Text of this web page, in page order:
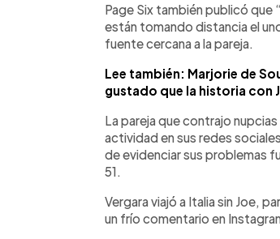
Page Six también publicó que
están tomando distancia el
fuente cercana a la pareja.
Lee también: Marjorie de
gustado que la historia con
La pareja que contrajo
actividad en sus redes
de evidenciar sus problemas
51.
Vergara viajó a Italia sin Joe,
un frío comentario en